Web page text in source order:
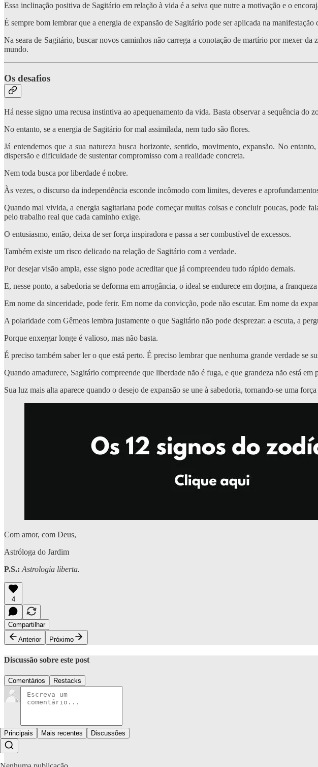
Essa inclinação positiva de Sagitário em relação à vida é a seiva que nutre a motivação e o
É sempre bom lembrar que a energia de expansão de Sagitário pode ser aplicada na manifestação
Na seara de Sagitário, buscar novos caminhos não carrega a conotação de martírio por mexer
mundo.
Os desafios
Há nesse signo uma recusa instintiva ao apequenamento da vida. Basta observar a sequência
No entanto, se a energia de Sagitário for mal assimilada, nem tudo são flores.
Já entendemos que a sua natureza busca horizonte, sentido, movimento, expansão. No
dispersão e dificuldade de sustentar compromisso com a realidade concreta.
Nem toda busca por liberdade é nobre.
Às vezes, o discurso da independência esconde incômodo com limites, deveres e
Quando mal vivida, a energia sagitariana pode começar muitas coisas e concluir poucas, pode
pelo trabalho real que cada caminho exige.
O entusiasmo, então, deixa de ser força inspiradora e passa a ser combustível de excessos.
Também existe um risco delicado na relação de Sagitário com a verdade.
Por desejar visão ampla, esse signo pode acreditar que já compreendeu tudo rápido demais.
E, nesse ponto, a sabedoria se deforma em arrogância, o ideal se endurece em dogma, a
Em nome da sinceridade, pode ferir. Em nome da convicção, pode não escutar. Em nome da
A polaridade com Gêmeos lembra justamente o que Sagitário não pode desprezar: a escuta, a
Porque enxergar longe é valioso, mas não basta.
É preciso também saber ler o que está perto. É preciso lembrar que nenhuma grande verdade se
Quando amadurece, Sagitário compreende que liberdade não é fuga, e que grandeza não está
Sua luz mais alta aparece quando o desejo de expansão se une à sabedoria, tornando-se uma
Com amor, com Deus,
Astróloga do Jardim
P.S.: Astrologia liberta.
4
Compartilhar
Anterior
Próximo
Discussão sobre este post
Comentários Restacks
Principais Mais recentes Discussões